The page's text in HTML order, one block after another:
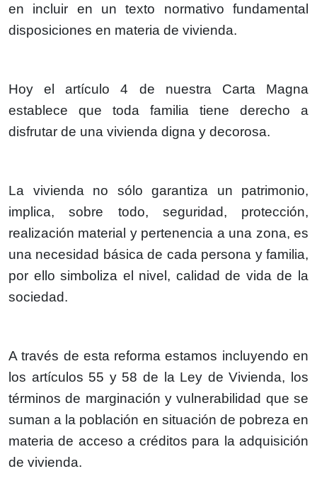
en incluir en un texto normativo fundamental
disposiciones en materia de vivienda.
Hoy el artículo 4 de nuestra Carta Magna
establece que toda familia tiene derecho a
disfrutar de una vivienda digna y decorosa.
La vivienda no sólo garantiza un patrimonio,
implica, sobre todo, seguridad, protección,
realización material y pertenencia a una zona, es
una necesidad básica de cada persona y familia,
por ello simboliza el nivel, calidad de vida de la
sociedad.
A través de esta reforma estamos incluyendo en
los artículos 55 y 58 de la Ley de Vivienda, los
términos de marginación y vulnerabilidad que se
suman a la población en situación de pobreza en
materia de acceso a créditos para la adquisición
de vivienda.